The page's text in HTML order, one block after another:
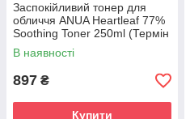
Заспокійливий тонер для
обличчя ANUA Heartleaf 77%
Soothing Toner 250ml (Термін
придатності: до 11.06.2026)
В наявності
897 ₴
Купити